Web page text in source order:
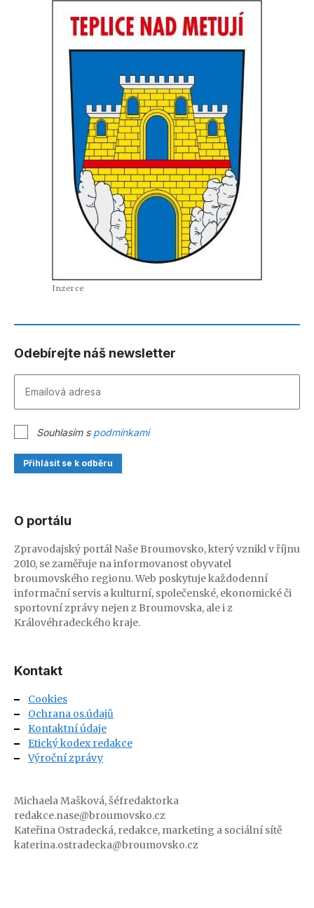
Odebírejte náš newsletter
Souhlasím s podmínkami
Přihlásit se k odběru
O portálu
Zpravodajský portál Naše Broumovsko, který vznikl v říjnu
2010, se zaměřuje na informovanost obyvatel
broumovského regionu. Web poskytuje každodenní
informační servis a kulturní, společenské, ekonomické či
sportovní zprávy nejen z Broumovska, ale i z
Královéhradeckého kraje.
Kontakt
Cookies
Ochrana os.údajů
Kontaktní údaje
Etický kodex redakce
Výroční zprávy
Michaela Mašková, šéfredaktorka
redakce.nase@broumovsko.cz
Kateřina Ostradecká, redakce, marketing a sociální sítě
katerina.ostradecka@broumovsko.cz